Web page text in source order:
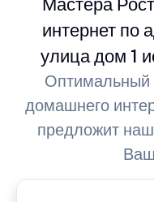
интернет по
улица дом 1
Оптимальный
домашнего
предложит